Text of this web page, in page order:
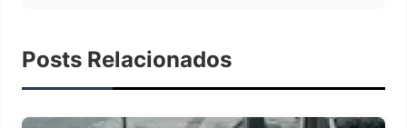
Posts Relacionados